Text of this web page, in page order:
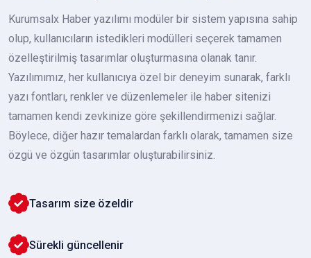
Kurumsalx Haber yazılımı modüler bir sistem yapısına sahip
olup, kullanıcıların istedikleri modülleri seçerek tamamen
özelleştirilmiş tasarımlar oluşturmasına olanak tanır.
Yazılımımız, her kullanıcıya özel bir deneyim sunarak, farklı
yazı fontları, renkler ve düzenlemeler ile haber sitenizi
tamamen kendi zevkinize göre şekillendirmenizi sağlar.
Böylece, diğer hazır temalardan farklı olarak, tamamen size
özgü ve özgün tasarımlar oluşturabilirsiniz.
Tasarım size özeldir
Sürekli güncellenir